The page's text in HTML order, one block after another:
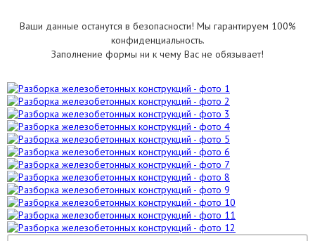
Ваши данные останутся в безопасности! Мы гарантируем 100%
конфиденциальность.
Заполнение формы ни к чему Вас не обязывает!